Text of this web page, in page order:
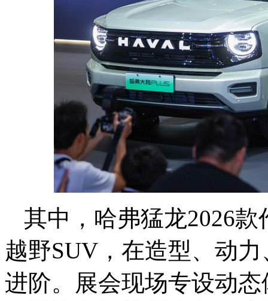
其中，哈弗猛龙2026
越野SUV，在造型、动
进阶。展会现场专设动